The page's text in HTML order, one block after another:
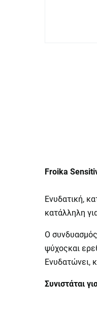
Froika
Ενυδατική,
κατάλληλη
Ο
ψύχοςκαι
Ενυδατώνει,
Συνιστάται